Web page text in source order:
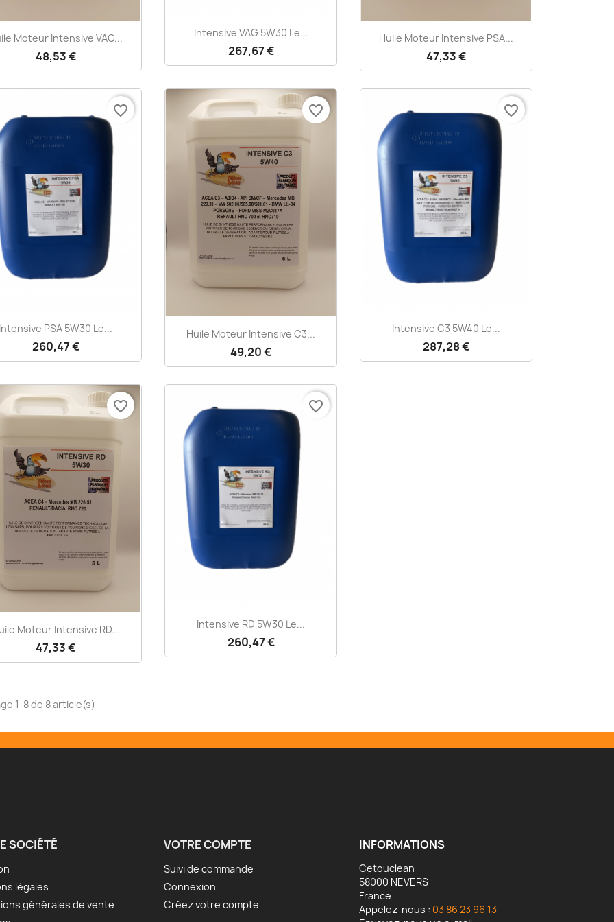
Aperçu rapide
Moteur Intensive VAG...
48,53 €
Aperçu rapide
Intensive VAG 5W30 Le...
267,67 €
Aperçu rapide
Huile Moteur Intensive PSA...
47,33 €
Aperçu rapide
PSA 5W30 Le...
260,47 €
favorite_border
Aperçu rapide
Huile Moteur Intensive C3...
49,20 €
favorite_border
Aperçu rapide
Intensive C3 5W40 Le...
287,28 €
favorite_border
Aperçu rapide
Moteur Intensive RD...
47,33 €
favorite_border
Aperçu rapide
Intensive RD 5W30 Le...
260,47 €
favorite_border
1-8 de 8 article(s)
SOCIÉTÉ
légales
générales de vente
VOTRE COMPTE
Suivi de commande
Connexion
Créez votre compte
INFORMATIONS
Cetouclean
58000 NEVERS
France
Appelez-nous : 03 86 23 96 13